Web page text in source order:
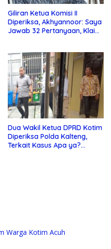
Giliran Ketua Komisi II
Diperiksa, Akhyannoor: Saya
Jawab 32 Pertanyaan, Klaim
Dua Wakil Ketua DPRD Kotim
Diperiksa Polda Kalteng,
Terkait Kasus Apa ya?…
Warga Kotim Acuh